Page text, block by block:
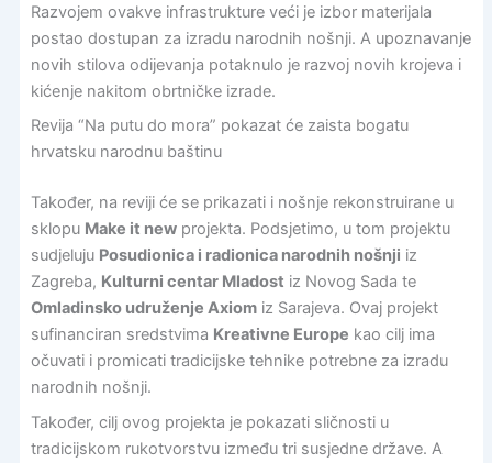
Razvojem ovakve infrastrukture veći je izbor materijala
postao dostupan za izradu narodnih nošnji. A upoznavanje
novih stilova odijevanja potaknulo je razvoj novih krojeva i
kićenje nakitom obrtničke izrade.
Revija “Na putu do mora” pokazat će zaista bogatu
hrvatsku narodnu baštinu
Također, na reviji će se prikazati i nošnje rekonstruirane u
sklopu Make it newprojekta. Podsjetimo, u tom projektu
sudjeluju Posudionica i radionica narodnih nošnji iz
Zagreba, Kulturni centar Mladost iz Novog Sada te
Omladinsko udruženje Axiomiz Sarajeva. Ovaj projekt
sufinanciran sredstvima Kreativne Europe kao cilj ima
očuvati i promicati tradicijske tehnike potrebne za izradu
narodnih nošnji.
Također, cilj ovog projekta je pokazati sličnosti u
tradicijskom rukotvorstvu između tri susjedne države. A